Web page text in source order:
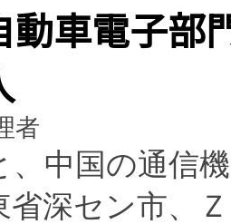
動車電子部
者
、中国の通信
省深セン市、